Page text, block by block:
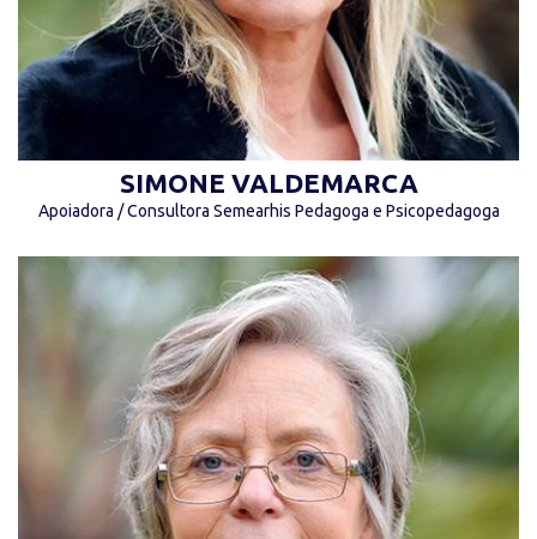
SIMONE VALDEMARCA
Apoiadora / Consultora Semearhis Pedagoga e Psicopedagoga
“Incluir é humanizar caminhos! Inclusão é sobre
todos nós, descobrindo juntos como
desbravar o mundo!” (Claudia Werneck)